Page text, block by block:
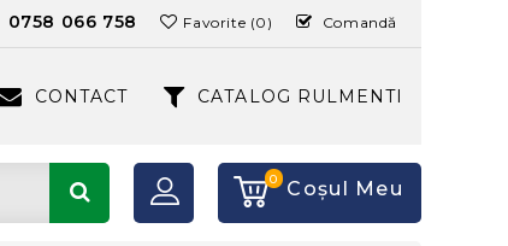
0758 066 758 Favorite (0) Comandă
CONTACT CATALOG RULMENTI
0 Coşul Meu